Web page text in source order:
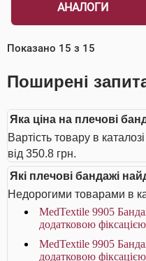
АНАЛОГИ
Показано 15 з 15
Поширені
Яка ціна на плечові
Вартість товару в
від 350.8 грн.
Які плечові бандажі
Недорогими товарами в
MedTextile 9905
додатковою
MedTextile 9905
додатковою